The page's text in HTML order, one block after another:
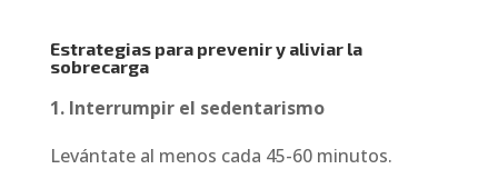
Estrategias para prevenir y aliviar la
sobrecarga
1. Interrumpir el sedentarismo
Levántate al menos cada 45-60 minutos.